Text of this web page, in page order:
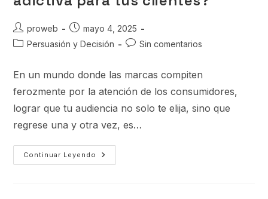
proweb
mayo 4, 2025
Persuasión y Decisión
Sin comentarios
En un mundo donde las marcas compiten
ferozmente por la atención de los consumidores,
lograr que tu audiencia no solo te elija, sino que
regrese una y otra vez, es…
Continuar Leyendo